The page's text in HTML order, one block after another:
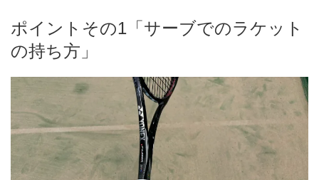
ポイントその1「サーブでのラケット
の持ち方」